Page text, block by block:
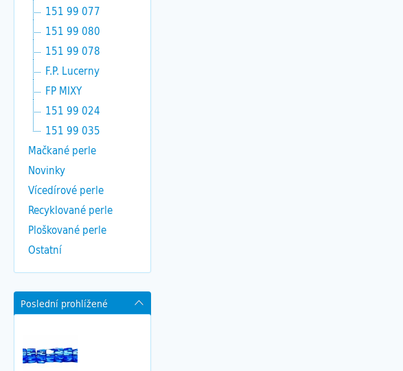
151 99 077
151 99 080
151 99 078
F.P. Lucerny
FP MIXY
151 99 024
151 99 035
Mačkané perle
Novinky
Vícedírové perle
Recyklované perle
Ploškované perle
Ostatní
Poslední prohlížené